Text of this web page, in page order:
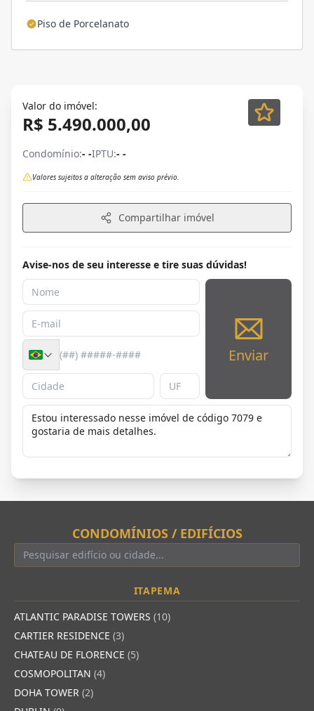
Piso de Porcelanato
Valor do imóvel:
R$ 5.490.000,00
Condomínio:- -IPTU:- -
Valores sujeitos a alteração sem aviso prévio.
Compartilhar imóvel
Avise-nos de seu interesse e tire suas dúvidas!
Enviar
CONDOMÍNIOS / EDIFÍCIOS
ITAPEMA
ATLANTIC PARADISE TOWERS (10)
CARTIER RESIDENCE (3)
CHATEAU DE FLORENCE (5)
COSMOPOLITAN (4)
DOHA TOWER (2)